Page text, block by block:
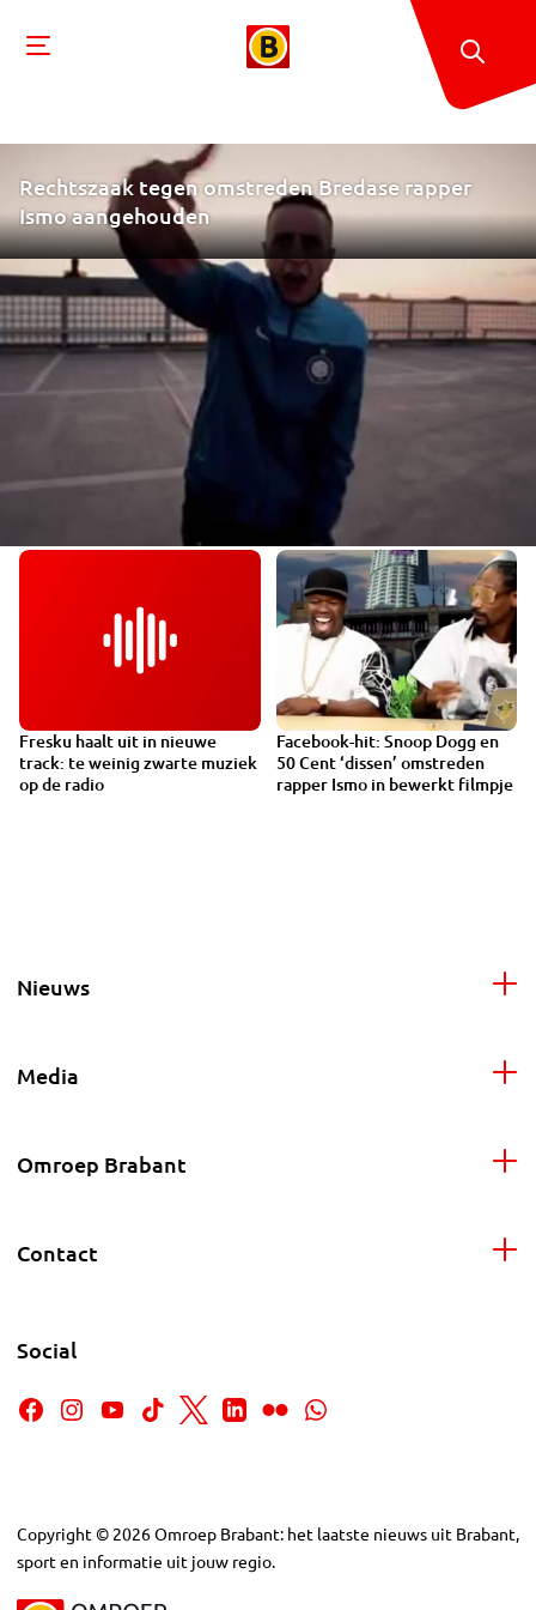
Rechtszaak tegen omstreden Bredase rapper
Ismo aangehouden
Fresku haalt uit in nieuwe
track: te weinig zwarte muziek
op de radio
VIDEO
Facebook-hit: Snoop Dogg en
50 Cent ‘dissen’ omstreden
rapper Ismo in bewerkt filmpje
Nieuws
Media
Omroep Brabant
Contact
Social
Copyright © 2026Omroep Brabant: het laatste nieuws uit Brabant,
sport en informatie uit jouw regio.